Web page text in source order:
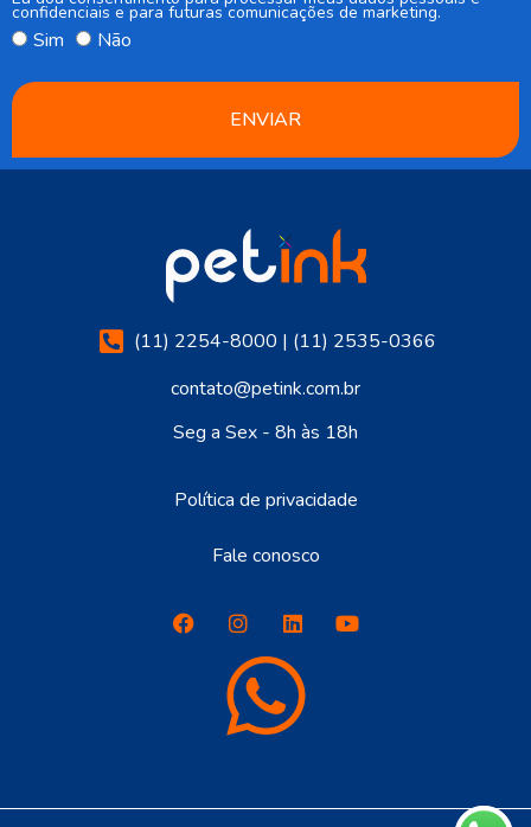
confidenciais e para futuras comunicações de marketing.
Sim Não
ENVIAR
(11) 2254-8000 | (11) 2535-0366
contato@petink.com.br
Seg a Sex - 8h às 18h
Política de privacidade
Fale conosco